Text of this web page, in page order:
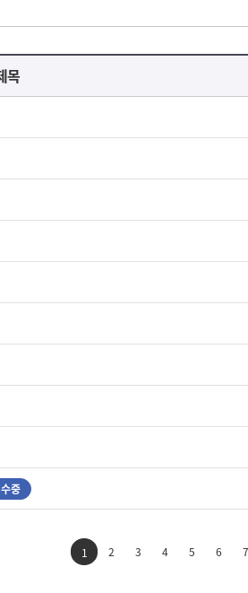
목
중
1 2 3 4 5 6 7